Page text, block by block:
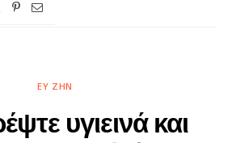
ΕΥ ΖΗΝ
υγιεινά και